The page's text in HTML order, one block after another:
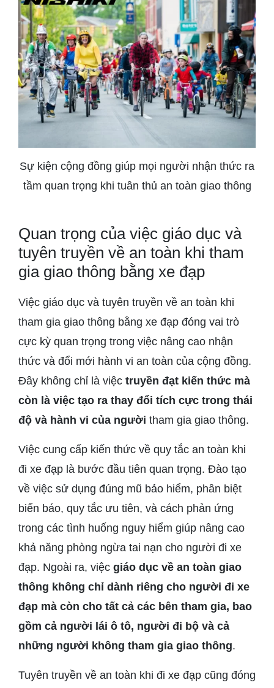
Sự kiện cộng đồng giúp mọi người nhận thức ra
tầm quan trọng khi tuân thủ an toàn giao thông
Quan trọng của việc giáo dục và
tuyên truyền về an toàn khi tham
gia giao thông bằng xe đạp
Việc giáo dục và tuyên truyền về an toàn khi
tham gia giao thông bằng xe đạp đóng vai trò
cực kỳ quan trọng trong việc nâng cao nhận
thức và đổi mới hành vi an toàn của cộng đồng.
Đây không chỉ là việc truyền đạt kiến thức mà
còn là việc tạo ra thay đổi tích cực trong thái
độ và hành vi của người tham gia giao thông.
Việc cung cấp kiến thức về quy tắc an toàn khi
đi xe đạp là bước đầu tiên quan trọng. Đào tạo
về việc sử dụng đúng mũ bảo hiểm, phân biệt
biển báo, quy tắc ưu tiên, và cách phản ứng
trong các tình huống nguy hiểm giúp nâng cao
khả năng phòng ngừa tai nạn cho người đi xe
đạp. Ngoài ra, việc giáo dục về an toàn giao
thông không chỉ dành riêng cho người đi xe
đạp mà còn cho tất cả các bên tham gia, bao
gồm cả người lái ô tô, người đi bộ và cả
những người không tham gia giao thông.
Tuyên truyền về an toàn khi đi xe đạp cũng đóng